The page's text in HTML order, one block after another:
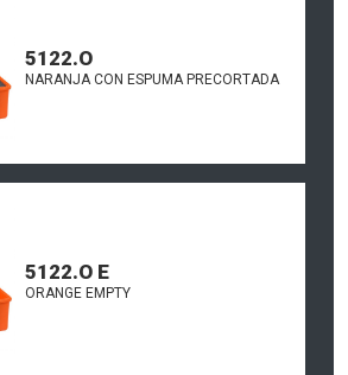
5122.O
NARANJA CON ESPUMA PRECORTADA
5122.O E
ORANGE EMPTY